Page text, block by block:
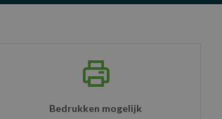
Bedrukken mogelijk